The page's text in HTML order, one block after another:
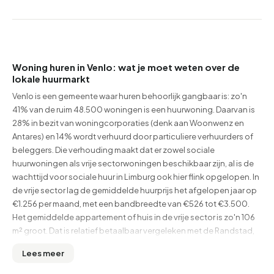
Woning huren in Venlo: wat je moet weten over de
lokale huurmarkt
Venlo is een gemeente waar huren behoorlijk gangbaar is: zo'n
41% van de ruim 48.500 woningen is een huurwoning. Daarvan is
28% in bezit van woningcorporaties (denk aan Woonwenz en
Antares) en 14% wordt verhuurd door particuliere verhuurders of
beleggers. Die verhouding maakt dat er zowel sociale
huurwoningen als vrije sectorwoningen beschikbaar zijn, al is de
wachttijd voor sociale huur in Limburg ook hier flink opgelopen. In
de vrije sector lag de gemiddelde huurprijs het afgelopen jaar op
€1.256 per maand, met een bandbreedte van €526 tot €3.500.
Het gemiddelde appartement of huis in de vrije sector is zo'n 106
m² groot. Dat is relatief betaalbaar vergeleken met de Randstad,
zie je altijd de actuele dagprijs en het huidige aanbod.
Lees meer